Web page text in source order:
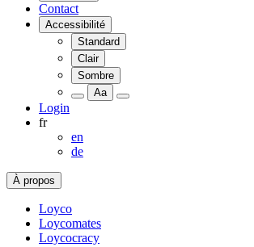
Contact
Accessibilité
Standard
Clair
Sombre
Aa
Login
fr
en
de
À propos
Loyco
Loycomates
Loycocracy